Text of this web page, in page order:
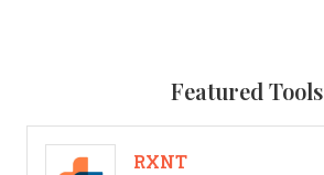
Featured Tools
RXNT